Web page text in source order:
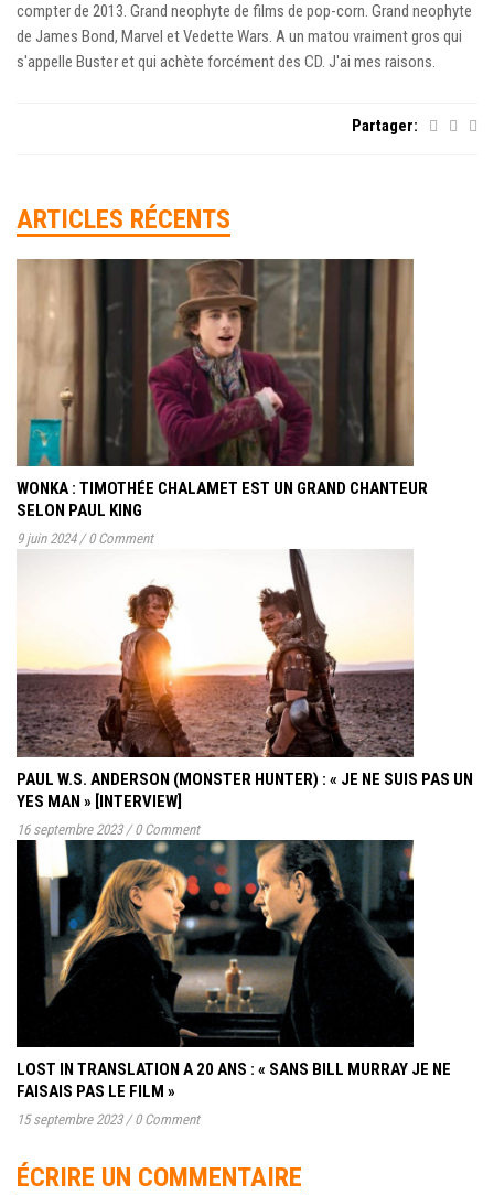
compter de 2013. Grand neophyte de films de pop-corn. Grand neophyte
de James Bond, Marvel et Vedette Wars. A un matou vraiment gros qui
s'appelle Buster et qui achète forcément des CD. J'ai mes raisons.
Partager:
ARTICLES RÉCENTS
WONKA : TIMOTHÉE CHALAMET EST UN GRAND CHANTEUR
SELON PAUL KING
9 juin 2024 / 0 Comment
PAUL W.S. ANDERSON (MONSTER HUNTER) : « JE NE SUIS PAS UN
YES MAN » [INTERVIEW]
16 septembre 2023 / 0 Comment
LOST IN TRANSLATION A 20 ANS : « SANS BILL MURRAY JE NE
FAISAIS PAS LE FILM »
15 septembre 2023 / 0 Comment
ÉCRIRE UN COMMENTAIRE